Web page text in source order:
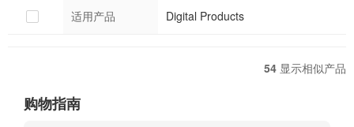
适用产品 Digital Products
54 显示相似产品
购物指南